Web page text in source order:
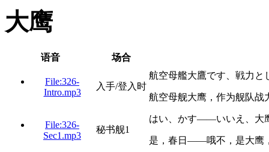
大鹰
语音 场合
File:326-
Intro.mp3
入手/登入时
航空母艦大鷹です、戦力と
航空母舰大鹰，作为舰队战
File:326-
Sec1.mp3
秘书舰1
はい、かす——いいえ、大
是，春日——哦不，是大鹰